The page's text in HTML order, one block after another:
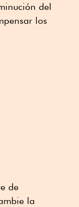
del
los
de
la